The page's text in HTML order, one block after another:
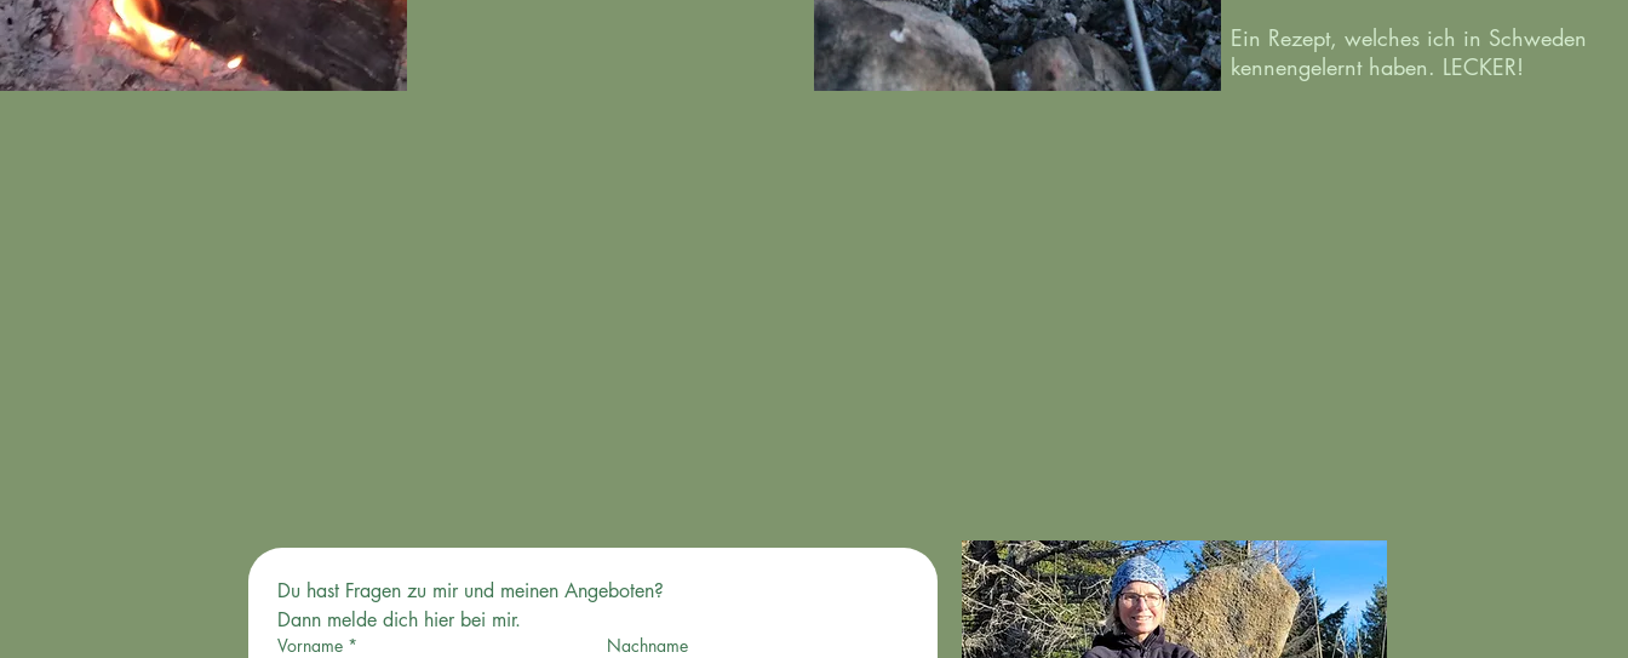
Ein Rezept, welches ich in Schweden
kennengelernt haben. LECKER!
Dann melde dich hier bei mir.
Vorname * Nachname